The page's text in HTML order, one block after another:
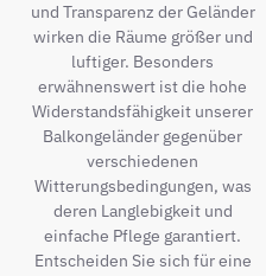
und Transparenz der Geländer
wirken die Räume größer und
luftiger. Besonders
erwähnenswert ist die hohe
Widerstandsfähigkeit unserer
Balkongeländer gegenüber
verschiedenen
Witterungsbedingungen, was
deren Langlebigkeit und
einfache Pflege garantiert.
Entscheiden Sie sich für eine